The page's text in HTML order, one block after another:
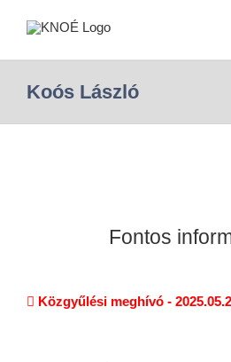
Koós László
Fontos
Közgyűlési meghívó -